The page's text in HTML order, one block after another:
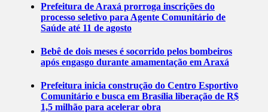
Prefeitura de Araxá prorroga inscrições do
processo seletivo para Agente Comunitário de
Saúde até 11 de agosto
Bebê de dois meses é socorrido pelos bombeiros
após engasgo durante amamentação em Araxá
Prefeitura inicia construção do Centro Esportivo
Comunitário e busca em Brasília liberação de R$
1,5 milhão para acelerar obra